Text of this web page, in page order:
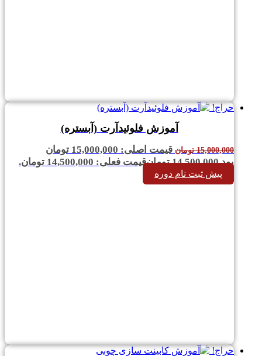
حراج!
آموزش فلوئیدآرت (آبستره)
15,000,000 تومان
قیمت اصلی: 15,000,000 تومان
بود.14,500,000 تومانقیمت فعلی: 14,500,000 تومان.
پیش ثبت نام دوره
حراج!